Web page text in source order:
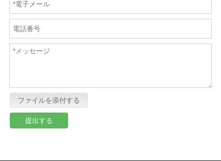
ファイルを添付する
提出する